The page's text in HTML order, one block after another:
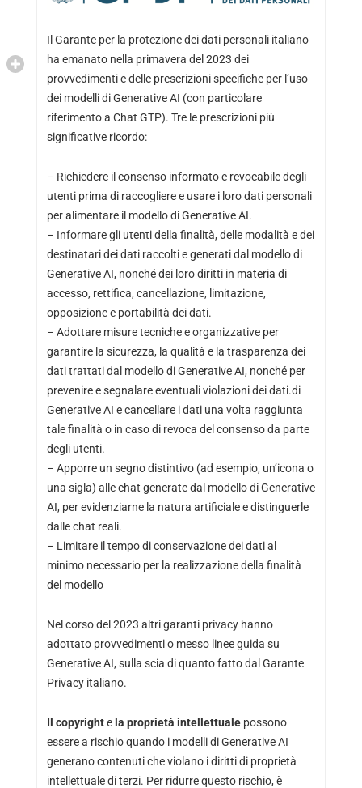
Il Garante per la protezione dei dati personali italiano
ha emanato nella primavera del 2023 dei
provvedimenti e delle prescrizioni specifiche per l’uso
dei modelli di Generative AI (con particolare
riferimento a Chat GTP). Tre le prescrizioni più
significative ricordo:
– Richiedere il consenso informato e revocabile degli
utenti prima di raccogliere e usare i loro dati personali
per alimentare il modello di Generative AI.
– Informare gli utenti della finalità, delle modalità e dei
destinatari dei dati raccolti e generati dal modello di
Generative AI, nonché dei loro diritti in materia di
accesso, rettifica, cancellazione, limitazione,
opposizione e portabilità dei dati.
– Adottare misure tecniche e organizzative per
garantire la sicurezza, la qualità e la trasparenza dei
dati trattati dal modello di Generative AI, nonché per
prevenire e segnalare eventuali violazioni dei dati.di
Generative AI e cancellare i dati una volta raggiunta
tale finalità o in caso di revoca del consenso da parte
degli utenti.
– Apporre un segno distintivo (ad esempio, un’icona o
una sigla) alle chat generate dal modello di Generative
AI, per evidenziarne la natura artificiale e distinguerle
dalle chat reali.
– Limitare il tempo di conservazione dei dati al
minimo necessario per la realizzazione della finalità
del modello
Nel corso del 2023 altri garanti privacy hanno
adottato provvedimenti o messo linee guida su
Generative AI, sulla scia di quanto fatto dal Garante
Privacy italiano.
Il copyrighte la proprietà intellettualepossono
essere a rischio quando i modelli di Generative AI
generano contenuti che violano i diritti di proprietà
intellettuale di terzi. Per ridurre questo rischio, è